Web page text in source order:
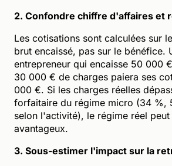
2. Confondre chiffre d'affaires et
Les cotisations sont calculées sur
brut encaissé, pas sur le bénéfice.
entrepreneur qui encaisse 50 000
30 000 € de charges paiera ses
000 €. Si les charges réelles
forfaitaire du régime micro (34 %,
selon l'activité), le régime réel
avantageux.
3. Sous-estimer l'impact sur la